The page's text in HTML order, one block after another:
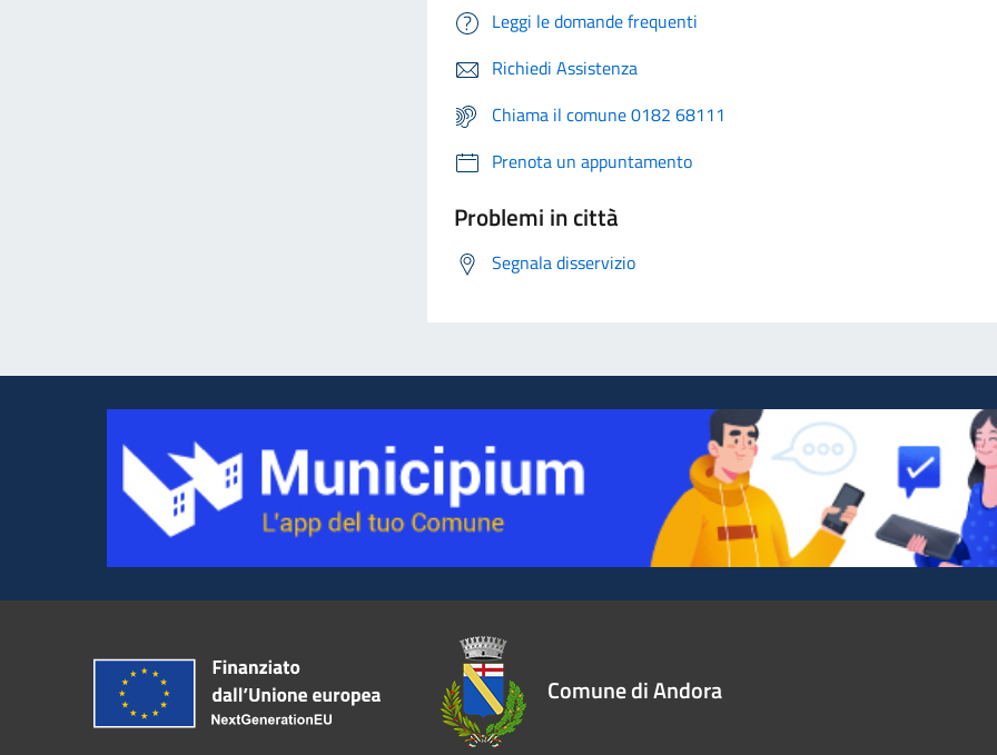
Leggi le domande frequenti
Richiedi Assistenza
Chiama il comune 0182 68111
Prenota un appuntamento
Problemi in città
Segnala disservizio
Comune di Andora